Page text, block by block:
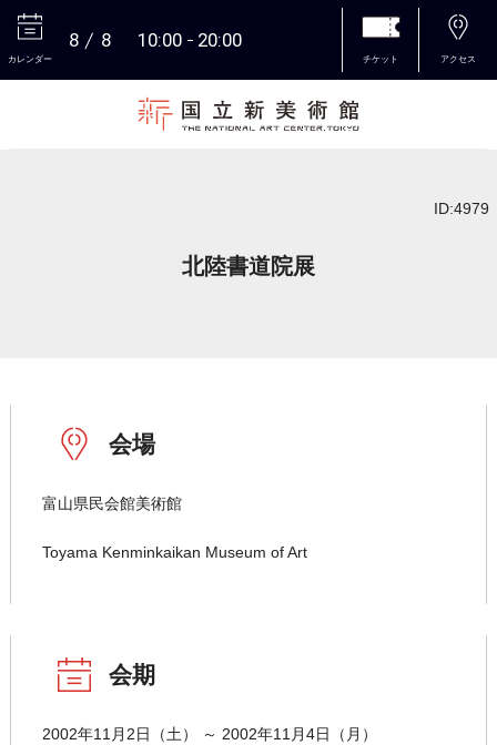
カレンダー
8 8 10:00 20:00
チケット アクセス
ID:4979
北陸書道院展
会場
富山県民会館美術館
Toyama Kenminkaikan Museum of Art
会期
2002年11月2日（土） ～ 2002年11月4日（月）